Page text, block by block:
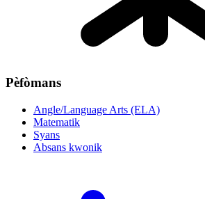
Pèfòmans
Angle/Language Arts (ELA)
Matematik
Syans
Absans kwonik